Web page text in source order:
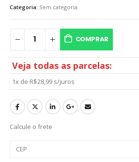
Categoria: Sem categoria
COMPRAR
Veja todas as parcelas:
1x de R$28,99 s/juros
Calcule o frete